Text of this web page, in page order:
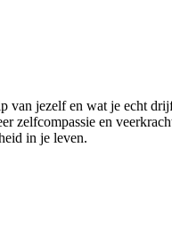
van jezelf en wat je echt
zelfcompassie en
in je leven.